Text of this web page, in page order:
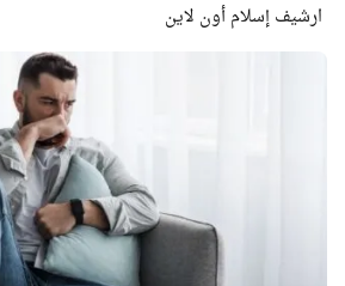
ارشيف إسلام أون لاين